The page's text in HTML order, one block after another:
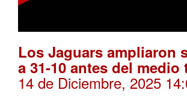
Los Jaguars ampliaron
a 31-10 antes del medio
14 de Diciembre, 2025